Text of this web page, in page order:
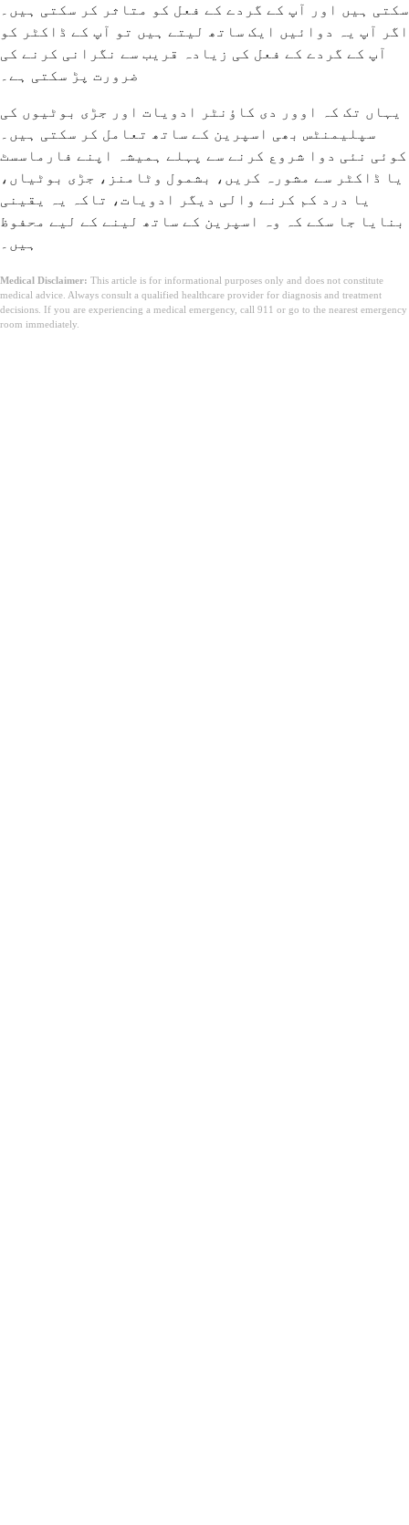
سکتی ہیں اور آپ کے گردے کے فعل کو متاثر کر سکتی ہیں۔
اگر آپ یہ دوائیں ایک ساتھ لیتے ہیں تو آپ کے ڈاکٹر کو
آپ کے گردے کے فعل کی زیادہ قریب سے نگرانی کرنے کی
ضرورت پڑ سکتی ہے۔
یہاں تک کہ اوور دی کاؤنٹر ادویات اور جڑی بوٹیوں کی
سپلیمنٹس بھی اسپرین کے ساتھ تعامل کر سکتی ہیں۔
کوئی نئی دوا شروع کرنے سے پہلے ہمیشہ اپنے فارماسسٹ
یا ڈاکٹر سے مشورہ کریں، بشمول وٹامنز، جڑی بوٹیاں،
یا درد کم کرنے والی دیگر ادویات، تاکہ یہ یقینی
بنایا جا سکے کہ وہ اسپرین کے ساتھ لینے کے لیے محفوظ
ہیں۔
Medical Disclaimer: This article is for informational purposes only and does not constitute
medical advice. Always consult a qualified healthcare provider for diagnosis and treatment
decisions. If you are experiencing a medical emergency, call 911 or go to the nearest emergency
room immediately.